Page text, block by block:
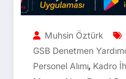
Muhsin Öztürk
GSB Denetmen
Personel Alımı, Kadro